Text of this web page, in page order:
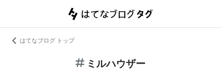
はてなブログ トップ
ミルハウザー